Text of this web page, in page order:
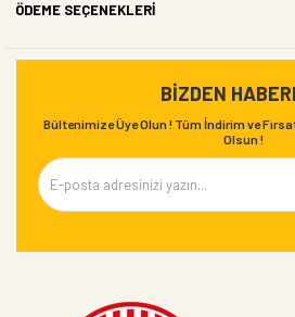
BRANDA
gidiniz.
Alımlar
Fiyat
ÖDEME SEÇENEKLERI
BIZDEN
Bültenimize Üye Olun ! Tüm İndirim ve
Olsun !